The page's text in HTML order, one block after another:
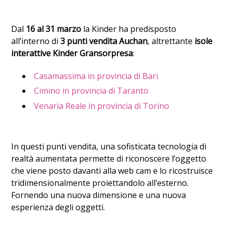
Dal 16 al 31 marzo la Kinder ha predisposto
all’interno di 3 punti vendita Auchan, altrettante isole
interattive Kinder Gransorpresa:
Casamassima in provincia di Bari
Cimino in provincia di Taranto
Venaria Reale in provincia di Torino
In questi punti vendita, una sofisticata tecnologia di
realtà aumentata permette di riconoscere l’oggetto
che viene posto davanti alla web cam e lo ricostruisce
tridimensionalmente proiettandolo all’esterno.
Fornendo una nuova dimensione e una nuova
esperienza degli oggetti.